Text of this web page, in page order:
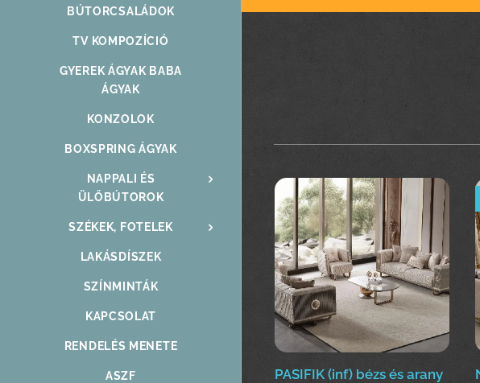
BÚTORCSALÁDOK
TV KOMPOZÍCIÓ
GYEREK ÁGYAK BABA
ÁGYAK
KONZOLOK
BOXSPRING ÁGYAK
NAPPALI ÉS
ÜLŐBÚTOROK
SZÉKEK, FOTELEK
LAKÁSDÍSZEK
SZÍNMINTÁK
KAPCSOLAT
RENDELÉS MENETE
ASZF
PASIFIK (inf) bézs és arany